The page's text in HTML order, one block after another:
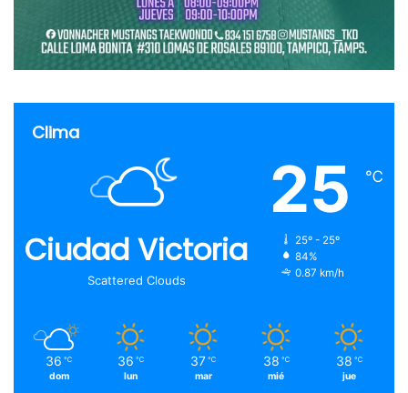
Clima
Ciudad Victoria
Scattered Clouds
25 ℃
25º - 25º
84%
0.87 km/h
36 ℃
dom
36 ℃
lun
37 ℃
mar
38 ℃
mié
38 ℃
jue